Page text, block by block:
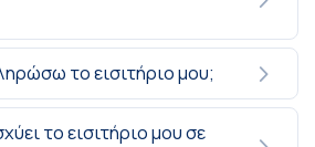
το εισιτήριο μου;
το εισιτήριο μου σε